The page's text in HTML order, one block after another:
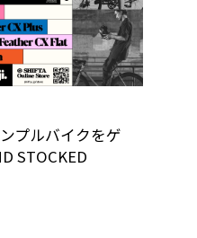
プルバイクをゲ
STOCKED